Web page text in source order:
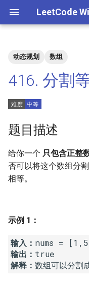
LeetCode
始
化
搜
引
擎
化）
7. 重建二叉树
10.1. 斐波那契数列
10.2. 青蛙跳台阶问题
11. 旋转数组的最小数
数
4. 只出现一次的数字
5. 单词长度的最大乘积
8. 和大于等于 target 的
数组
1.5. 一次编辑
1.7. 旋转矩阵
1.8. 零矩阵
1.9. 字符串轮转
动态规划 数组
416. 分割
题目描述
给你一个 只包含正整
否可以将这个数组分
相等。
示例 1：
输入：
输出：
解释： 数组可以分